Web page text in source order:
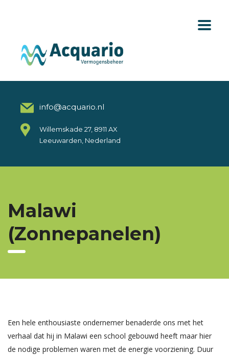
info@acquario.nl
Willemskade 27, 8911 AX
Leeuwarden, Nederland
Malawi
(Zonnepanelen)
Een hele enthousiaste ondernemer benaderde ons met het
verhaal dat hij in Malawi een school gebouwd heeft maar hier
de nodige problemen waren met de energie voorziening. Duur